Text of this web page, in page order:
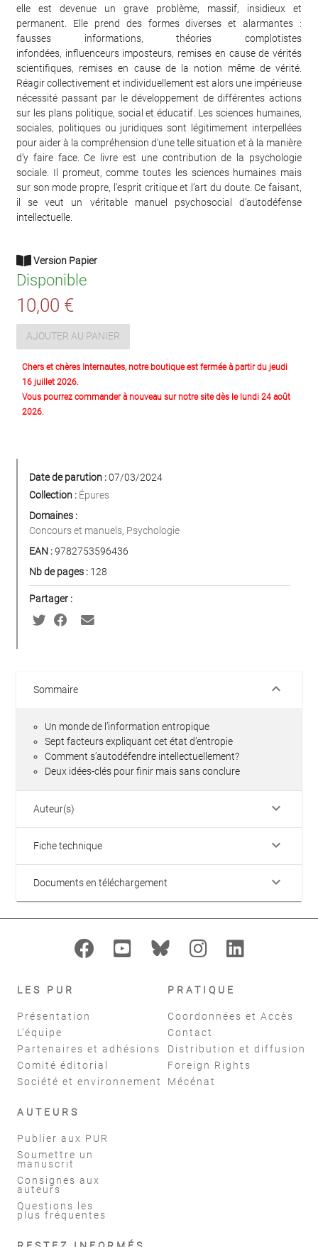
elle est devenue un grave problème, massif, insidieux et
permanent. Elle prend des formes diverses et alarmantes :
fausses informations, théories complotistes
infondées, influenceurs imposteurs, remises en cause de vérités
scientifiques, remises en cause de la notion même de vérité.
Réagir collectivement et individuellement est alors une impérieuse
nécessité passant par le développement de différentes actions
sur les plans politique, social et éducatif. Les sciences humaines,
sociales, politiques ou juridiques sont légitimement interpellées
pour aider à la compréhension d’une telle situation et à la manière
d’y faire face. Ce livre est une contribution de la psychologie
sociale. Il promeut, comme toutes les sciences humaines mais
sur son mode propre, l’esprit critique et l’art du doute. Ce faisant,
il se veut un véritable manuel psychosocial d’autodéfense
intellectuelle.
Version Papier
Disponible
10,00 €
AJOUTER AU PANIER
Chers et chères Internautes, notre boutique est fermée à partir du jeudi
16 juillet 2026.
Vous pourrez commander à nouveau sur notre site dès le lundi 24 août
2026.
Date de parution :07/03/2024
Collection : Épures
Domaines :
Concours et manuels, Psychologie
EAN :9782753596436
Nb de pages : 128
Partager :
Sommaire keyboard_arrow_down
Un monde de l’information entropique
Sept facteurs expliquant cet état d’entropie
Comment s’autodéfendre intellectuellement?
Deux idées-clés pour finir mais sans conclure
Auteur(s) keyboard_arrow_down
Fiche technique keyboard_arrow_down
Documents en téléchargement keyboard_arrow_down
LES PUR
Présentation
L'équipe
Partenaires et adhésions
Comité éditorial
Société et environnement
PRATIQUE
Coordonnées et Accès
Contact
Distribution et diffusion
Foreign Rights
Mécénat
AUTEURS
Publier aux PUR
Soumettre un
manuscrit
Consignes aux
auteurs
Questions les
plus fréquentes